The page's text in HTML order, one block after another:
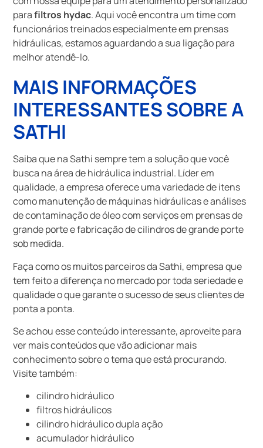
parafiltros hydac. Aqui você encontra um time com
funcionários treinados especialmente em prensas
hidráulicas, estamos aguardando a sua ligação para
melhor atendê-lo.
MAIS INFORMAÇÕES
INTERESSANTES SOBRE A
SATHI
Saiba que na Sathi sempre tem a solução que você
busca na área de hidráulica industrial. Líder em
qualidade, a empresa oferece uma variedade de itens
como manutenção de máquinas hidráulicas e análises
de contaminação de óleo com serviços em prensas de
grande porte e fabricação de cilindros de grande porte
sob medida.
Faça como os muitos parceiros da Sathi, empresa que
tem feito a diferença no mercado por toda seriedade e
qualidade o que garante o sucesso de seus clientes de
ponta a ponta.
Se achou esse conteúdo interessante, aproveite para
ver mais conteúdos que vão adicionar mais
conhecimento sobre o tema que está procurando.
Visite também:
cilindro hidráulico
filtros hidráulicos
cilindro hidráulico dupla ação
acumulador hidráulico